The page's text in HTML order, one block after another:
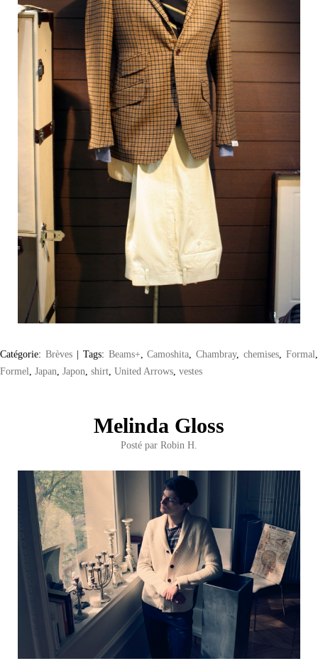
Catégorie: Brèves | Tags: Beams+ ,Camoshita ,Chambray,chemises Formal
Formel Japan Japon shirt United Arrows vestes
Melinda Gloss
Posté par Robin H.